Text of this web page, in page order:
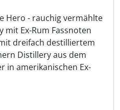
Hero - rauchig vermählte
mit Ex-Rum Fassnoten
dreifach destilliertem
Distillery aus dem
in amerikanischen Ex-